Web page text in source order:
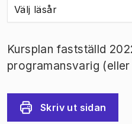
Välj läsår
Kursplan fastställd
programansvarig
Skriv ut sidan